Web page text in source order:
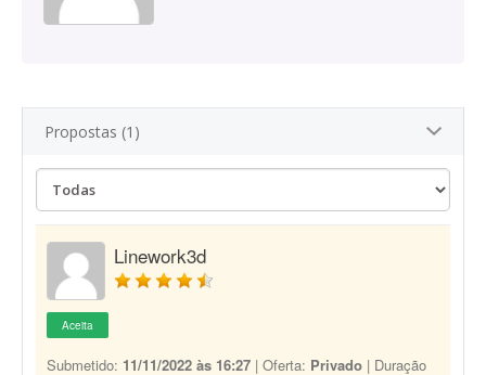
Propostas (1)
Linework3d
Aceita
Submetido: 11/11/2022 às 16:27 | Oferta: Privado | Duração